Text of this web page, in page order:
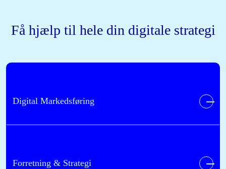
Få hjælp til hele din digitale strategi
Digital Markedsføring
Forretning & Strategi